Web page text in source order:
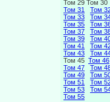
Том 29 Том 30
Том 31
Том
Том 33
Том
Том 35
Том
Том 37
Том
Том 39
Том
Том 41
Том
Том 43
Том
Том 45 Том 46
Том 47
Том
Том 49
Том
Том 51
Том
Том 53
Том
Том 55